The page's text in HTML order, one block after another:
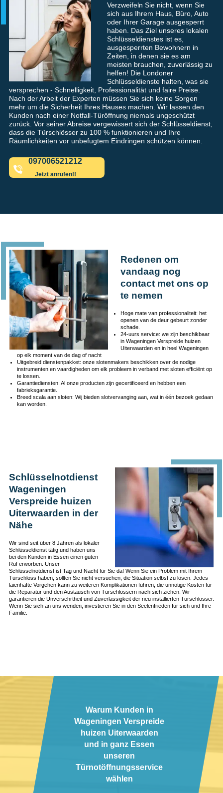
Verzweifeln Sie nicht, wenn Sie
sich aus Ihrem Haus, Büro, Auto
oder Ihrer Garage ausgesperrt
haben. Das Ziel unseres lokalen
Schlüsseldienstes ist es,
ausgesperrten Bewohnern in
Zeiten, in denen sie es am
meisten brauchen, zuverlässig zu
helfen! Die Londoner
Schlüsseldienste halten, was sie
versprechen - Schnelligkeit, Professionalität und faire Preise.
Nach der Arbeit der Experten müssen Sie sich keine Sorgen
mehr um die Sicherheit Ihres Hauses machen. Wir lassen den
Kunden nach einer Notfall-Türöffnung niemals ungeschützt
zurück. Vor seiner Abreise vergewissert sich der Schlüsseldienst,
dass die Türschlösser zu 100 % funktionieren und Ihre
Räumlichkeiten vor unbefugtem Eindringen schützen können.
097006521212
Jetzt anrufen!!
Redenen om
vandaag nog
contact met ons op
te nemen
Hoge mate van professionaliteit: het
openen van de deur gebeurt zonder
schade.
24-uurs service: we zijn beschikbaar
in Wageningen Verspreide huizen
Uiterwaarden en in heel Wageningen
op elk moment van de dag of nacht
Uitgebreid dienstenpakket: onze slotenmakers beschikken over de nodige
instrumenten en vaardigheden om elk probleem in verband met sloten efficiënt op
te lossen.
Garantiediensten: Al onze producten zijn gecertificeerd en hebben een
fabrieksgarantie.
Breed scala aan sloten: Wij bieden slotvervanging aan, wat in één bezoek gedaan
kan worden.
Schlüsselnotdienst
Wageningen
Verspreide huizen
Uiterwaarden in der
Nähe
Wir sind seit über 8 Jahren als lokaler
Schlüsseldienst tätig und haben uns
bei den Kunden in Essen einen guten
Ruf erworben. Unser
Schlüsselnotdienst ist Tag und Nacht für Sie da! Wenn Sie ein Problem mit Ihrem
Türschloss haben, sollten Sie nicht versuchen, die Situation selbst zu lösen. Jedes
laienhafte Vorgehen kann zu weiteren Komplikationen führen, die unnötige Kosten für
die Reparatur und den Austausch von Türschlössern nach sich ziehen. Wir
garantieren die Unversehrtheit und Zuverlässigkeit der neu installierten Türschlösser.
Wenn Sie sich an uns wenden, investieren Sie in den Seelenfrieden für sich und Ihre
Familie.
Warum Kunden in
Wageningen Verspreide
huizen Uiterwaarden
und in ganz Essen
unseren
Türnotöffnungsservice
wählen